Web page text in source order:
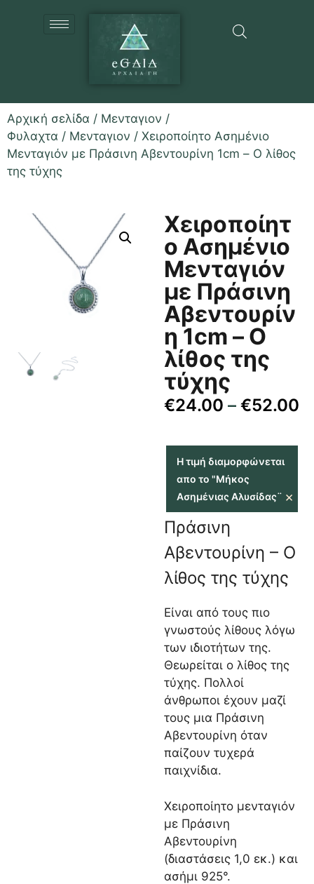
Αρχική σελίδα / Μενταγιον /
Φυλαχτα / Μενταγιον / Χειροποίητο Ασημένιο
Μενταγιόν με Πράσινη Αβεντουρίνη 1cm – Ο λίθος
της τύχης
Χειροποίητ
ο Ασημένιο
Μενταγιόν
με Πράσινη
Αβεντουρίν
η 1cm – Ο
λίθος της
τύχης
€24.00 – €52.00
Η τιμή διαμορφώνεται
απο το "Μήκος
Ασημένιας Αλυσίδας¨ ×
Πράσινη
Αβεντουρίνη – Ο
λίθος της τύχης
Είναι από τους πιο
γνωστούς λίθους λόγω
των ιδιοτήτων της.
Θεωρείται ο λίθος της
τύχης. Πολλοί
άνθρωποι έχουν μαζί
τους μια Πράσινη
Αβεντουρίνη όταν
παίζουν τυχερά
παιχνίδια.
Χειροποίητο μενταγιόν
με Πράσινη
Αβεντουρίνη
(διαστάσεις 1,0 εκ.) και
ασήμι 925°.